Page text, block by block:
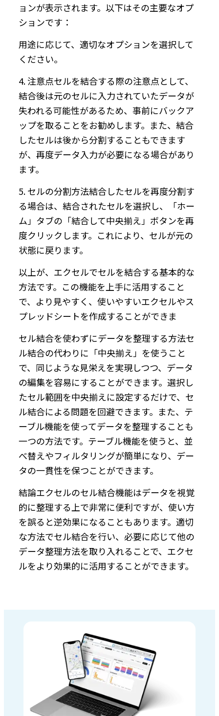
ョンが表示されます。以下はその主要なオプ
ションです：
用途に応じて、適切なオプションを選択して
ください。
4. 注意点セルを結合する際の注意点として、
結合後は元のセルに入力されていたデータが
失われる可能性があるため、事前にバックア
ップを取ることをお勧めします。また、結合
したセルは後から分割することもできます
が、再度データ入力が必要になる場合があり
ます。
5. セルの分割方法結合したセルを再度分割す
る場合は、結合されたセルを選択し、「ホー
ム」タブの「結合して中央揃え」ボタンを再
度クリックします。これにより、セルが元の
状態に戻ります。
以上が、エクセルでセルを結合する基本的な
方法です。この機能を上手に活用すること
で、より見やすく、使いやすいエクセルやス
プレッドシートを作成することができま
セル結合を使わずにデータを整理する方法セ
ル結合の代わりに「中央揃え」を使うこと
で、同じような見栄えを実現しつつ、データ
の編集を容易にすることができます。選択し
たセル範囲を中央揃えに設定するだけで、セ
ル結合による問題を回避できます。また、テ
ーブル機能を使ってデータを整理することも
一つの方法です。テーブル機能を使うと、並
べ替えやフィルタリングが簡単になり、デー
タの一貫性を保つことができます。
結論エクセルのセル結合機能はデータを視覚
的に整理する上で非常に便利ですが、使い方
を誤ると逆効果になることもあります。適切
な方法でセル結合を行い、必要に応じて他の
データ整理方法を取り入れることで、エクセ
ルをより効果的に活用することができます。